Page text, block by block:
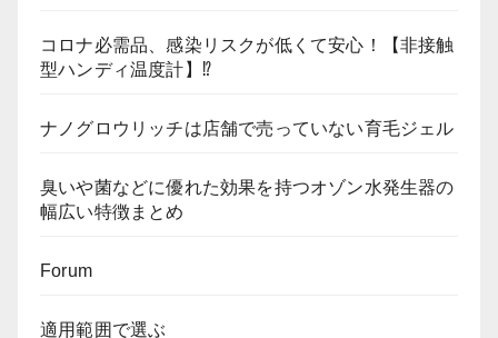
コロナ必需品、感染リスクが低くて安心！【非接触
型ハンディ温度計】⁉
ナノグロウリッチは店舗で売っていない育毛ジェル
臭いや菌などに優れた効果を持つオゾン水発生器の
幅広い特徴まとめ
Forum
適用範囲で選ぶ